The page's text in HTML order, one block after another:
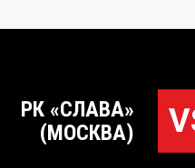
РК «СЛАВА»
(МОСКВА)